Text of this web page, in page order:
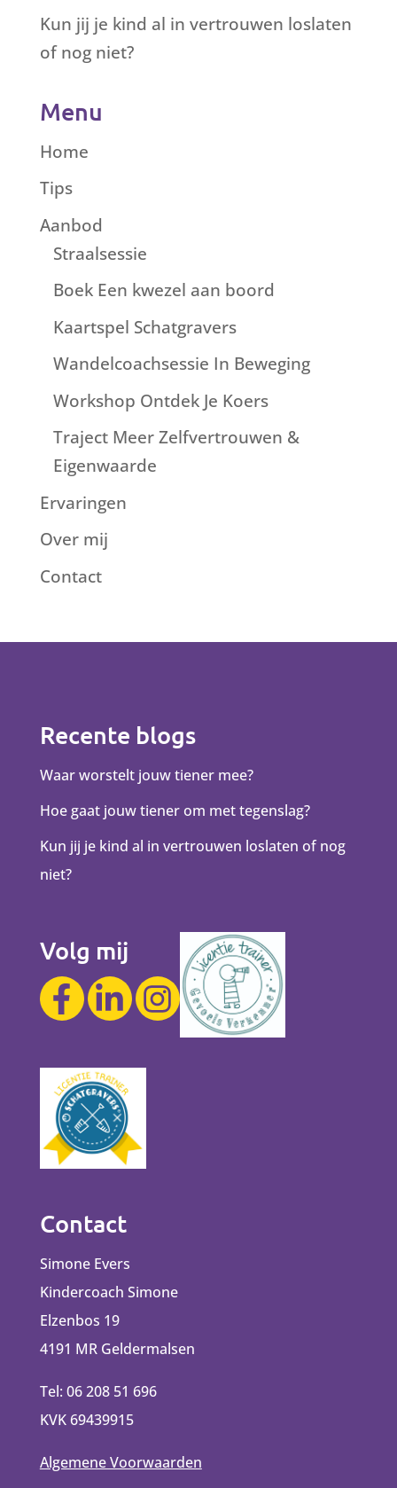
Kun jij je kind al in vertrouwen loslaten
of nog niet?
Menu
Home
Tips
Aanbod
Straalsessie
Boek Een kwezel aan boord
Kaartspel Schatgravers
Wandelcoachsessie In Beweging
Workshop Ontdek Je Koers
Traject Meer Zelfvertrouwen &
Eigenwaarde
Ervaringen
Over mij
Contact
Recente blogs
Waar worstelt jouw tiener mee?
Hoe gaat jouw tiener om met tegenslag?
Kun jij je kind al in vertrouwen loslaten of nog
niet?
Volg mij
Contact
Simone Evers
Kindercoach Simone
Elzenbos 19
4191 MR Geldermalsen
Tel: 06 208 51 696
KVK 69439915
Algemene Voorwaarden